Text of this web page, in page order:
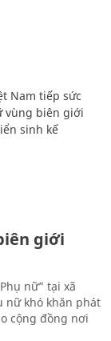
Nam tiếp sức
vùng biên giới
sinh kế
giới
nữ” tại xã
nữ khó khăn phát
cộng đồng nơi